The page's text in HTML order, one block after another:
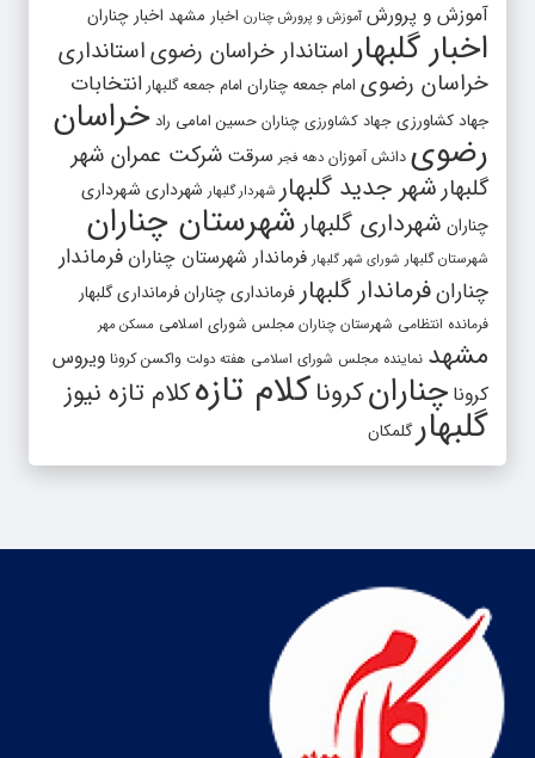
آموزش و پرورش آموزش و پرورش چنارن اخبار مشهد اخبار چناران
اخبار گلبهار استاندار خراسان رضویاستانداری
خراسان رضوی امام جمعه چناران امام جمعه گلبهار انتخابات
جهاد کشاورزی جهاد کشاورزی چناران حسین امامی راد خراسان
رضوی دانش آموزان دهه فجر سرقت شرکت عمران شهر
گلبهارشهر جدید گلبهار شهردار گلبهار شهرداری شهرداری
چناران شهرداری گلبهارشهرستان چناران
شهرستان گلبهار شورای شهر گلبهار فرماندار شهرستان چناران فرماندار
چنارانفرماندار گلبهار فرمانداری چنارانفرمانداری گلبهار
فرمانده انتظامی شهرستان چناران مجلس شورای اسلامی مسکن مهر
مشهد نماینده مجلس شورای اسلامی هفته دولت واکسن کرونا ویروس
کرونا چنارانکروناکلام تازهکلام تازه نیوز
گلبهارگلمکان